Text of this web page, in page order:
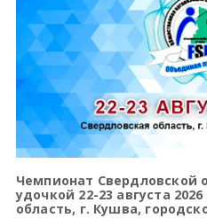
Чемпионат Свердловской
удочкой 22-23 августа
область, г. Кушва,